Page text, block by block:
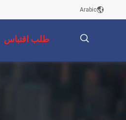
Arabic
طلب اقتباس